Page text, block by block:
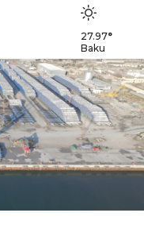
27.97°
Baku